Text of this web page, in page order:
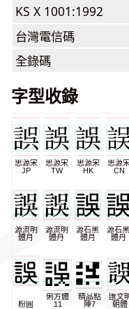
KS X 1001:1992
台灣電信碼
全錄碼
字型收錄
思源宋
JP
思源宋
TW
思源宋
HK
思源
CN
源流明
體月
源流明
體丹
源石黑
體月
源石黑
體丹
粉圓
俐方體
11
精品點
陣7
匯文
朝體